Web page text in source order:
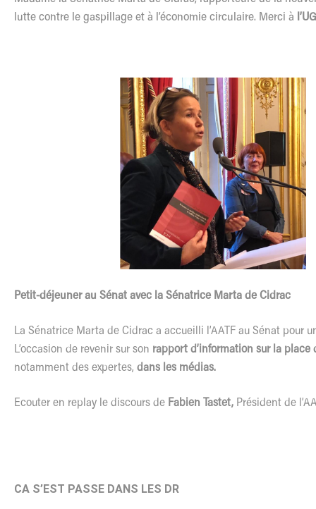
lutte contre le gaspillage et à l’économie circulaire. Merci à
Petit-déjeuner au Sénat avec la Sénatrice Marta de Cidrac
La Sénatrice Marta de Cidrac a accueilli l’AATF au Sénat pour
L’occasion de revenir sur son rapport d’information sur la place
notamment des expertes, dans les médias.
Ecouter en replay le discours de Fabien Tastet, Président de
CA S’EST PASSE DANS LES DR